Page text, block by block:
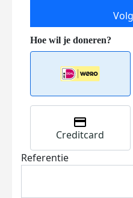
Creditcard
Referentie